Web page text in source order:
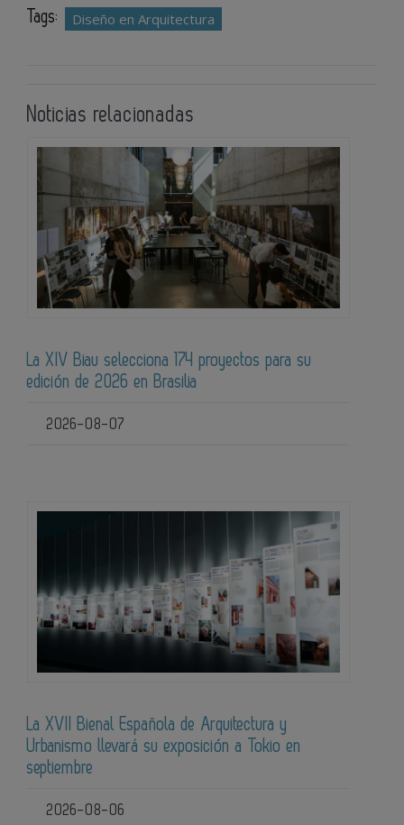
Tags: Diseño en Arquitectura
Noticias relacionadas
La XIV Biau selecciona 174 proyectos para su
edición de 2026 en Brasilia
2026-08-07
La XVII Bienal Española de Arquitectura y
Urbanismo llevará su exposición a Tokio en
septiembre
2026-08-06